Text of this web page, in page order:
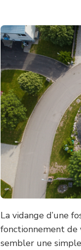
La vidange d’une
fonctionnement de
sembler une